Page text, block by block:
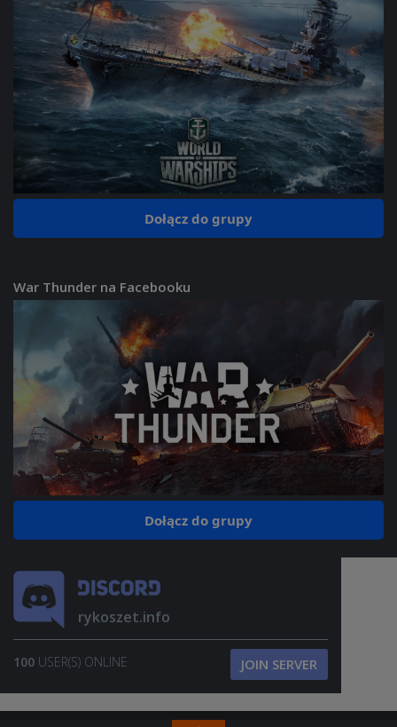
Dołącz do grupy
War Thunder na Facebooku
Dołącz do grupy
rykoszet.info
100 USER(S) ONLINE JOIN SERVER